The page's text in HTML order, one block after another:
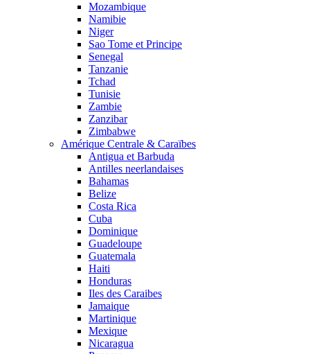
Mozambique
Namibie
Niger
Sao Tome et Principe
Senegal
Tanzanie
Tchad
Tunisie
Zambie
Zanzibar
Zimbabwe
Amérique Centrale & Caraïbes
Antigua et Barbuda
Antilles neerlandaises
Bahamas
Belize
Costa Rica
Cuba
Dominique
Guadeloupe
Guatemala
Haiti
Honduras
Iles des Caraibes
Jamaique
Martinique
Mexique
Nicaragua